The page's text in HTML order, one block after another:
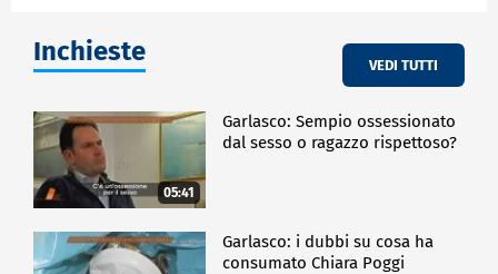
Inchieste VEDI TUTTI
05:41
Garlasco: Sempio ossessionato
dal sesso o ragazzo rispettoso?
Garlasco: i dubbi su cosa ha
consumato Chiara Poggi